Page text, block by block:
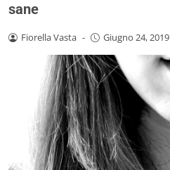
sane
Fiorella Vasta - Giugno 24, 2019